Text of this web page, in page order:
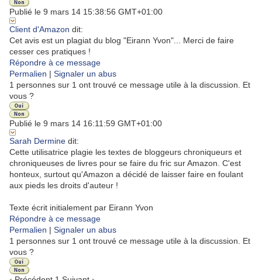
Publié le 9 mars 14 15:38:56 GMT+01:00
Client d'Amazon dit:
Cet avis est un plagiat du blog "Eirann Yvon"... Merci de faire
cesser ces pratiques !
Répondre à ce message
Permalien | Signaler un abus
1 personnes sur 1 ont trouvé ce message utile à la discussion. Et
vous ?
Publié le 9 mars 14 16:11:59 GMT+01:00
Sarah Dermine dit:
Cette utilisatrice plagie les textes de bloggeurs chroniqueurs et
chroniqueuses de livres pour se faire du fric sur Amazon. C'est
honteux, surtout qu'Amazon a décidé de laisser faire en foulant
aux pieds les droits d'auteur !
Texte écrit initialement par Eirann Yvon
Répondre à ce message
Permalien | Signaler un abus
1 personnes sur 1 ont trouvé ce message utile à la discussion. Et
vous ?